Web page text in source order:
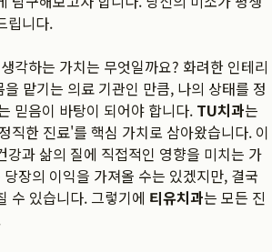
립니다.
각하는 가치는 무엇일까요? 화려한 인테리
맡기는 의료 기관인 만큼, 나의 상태를 정
믿음이 바탕이 되어야 합니다. TU치과는
직한 진료'를 핵심 가치로 삼아왔습니다. 이
과 삶의 질에 직접적인 영향을 미치는 가
장의 이익을 가져올 수는 있겠지만, 결국
수 있습니다. 그렇기에 티유치과는 모든 진